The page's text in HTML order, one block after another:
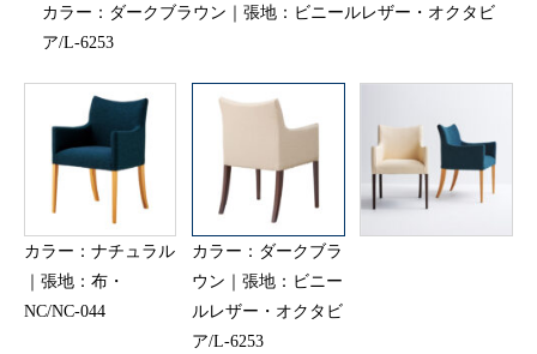
カラー：ダークブラウン｜張地：ビニールレザー・オクタビ
ア/L-6253
カラー：ナチュラル
｜張地：布・
NC/NC-044
カラー：ダークブラ
ウン｜張地：ビニー
ルレザー・オクタビ
ア/L-6253